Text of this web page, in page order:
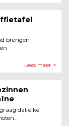
brengen
Lees meer >
dat elke